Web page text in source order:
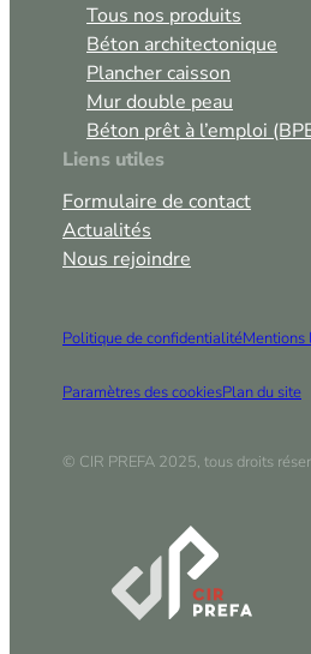
Tous nos produits
Béton architectonique
Plancher caisson
Mur double peau
Béton prêt à l’emploi
Liens utiles
Formulaire de contact
Actualités
Nous rejoindre
Politique de confidentialité
Paramètres des cookiesPlan du site
© CIR PREFA 2025, tous droits